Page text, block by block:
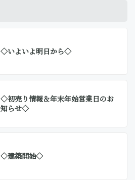
◇いよいよ明日から◇
◇初売り情報＆年末年始営業日のお
知らせ◇
◇建築開始◇